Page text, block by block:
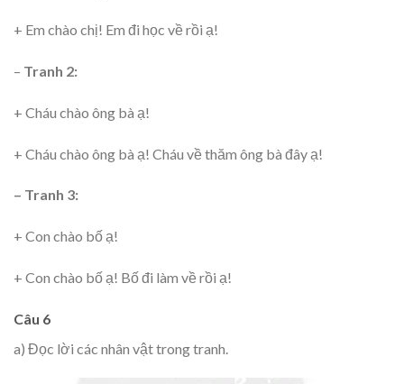
+ Em chào chị! Em đi học về rồi ạ!
– Tranh 2:
+ Cháu chào ông bà ạ!
+ Cháu chào ông bà ạ! Cháu về thăm ông bà đây ạ!
– Tranh 3:
+ Con chào bố ạ!
+ Con chào bố ạ! Bố đi làm về rồi ạ!
Câu 6
a) Đọc lời các nhân vật trong tranh.